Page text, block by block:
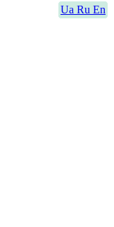
Ua Ru En